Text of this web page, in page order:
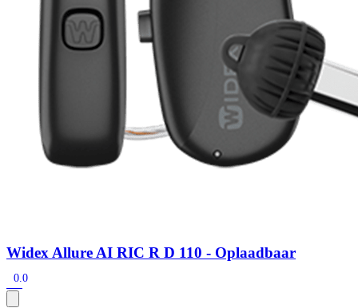
Widex Allure AI RIC R D 110 - Oplaadbaar
0.0